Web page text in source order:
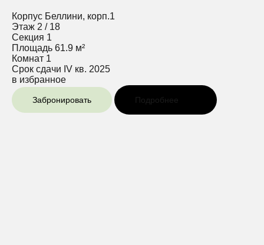
Корпус Беллини, корп.1
Этаж 2 / 18
Секция 1
Площадь 61.9 м²
Комнат 1
Срок сдачи IV кв. 2025
в избранное
Забронировать Подробнее